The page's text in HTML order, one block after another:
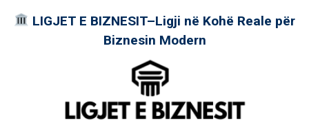
LIGJET E BIZNESIT–Ligji në Kohë Reale për
Biznesin Modern